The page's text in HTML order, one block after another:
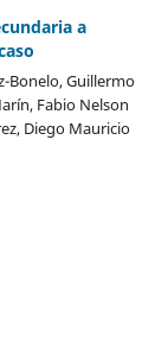
a
Bonelo, Guillermo
Fabio Nelson
Diego Mauricio